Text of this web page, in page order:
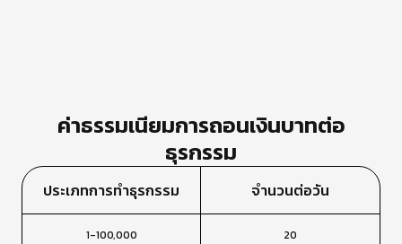
ค่าธรรมเนียมการถอนเงินบาทต่อ
ธุรกรรม
ประเภทการทำธุรกรรม จํานวนต่อวัน
1-100,000 20